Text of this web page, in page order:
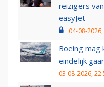
reizigers
easyJet
04-08-
Boeing mag
eindelijk
03-08-2026,